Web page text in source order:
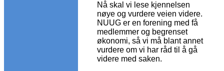
Nå skal vi lese kjennelsen
nøye og vurdere veien videre.
NUUG er en forening med få
medlemmer og begrenset
økonomi, så vi må blant annet
vurdere om vi har råd til å gå
videre med saken.